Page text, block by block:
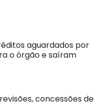
aguardados por
o órgão e saíram
concessões de